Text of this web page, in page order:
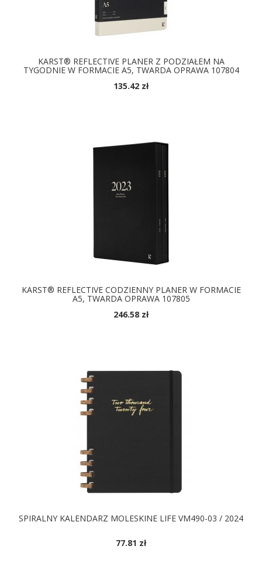
KARST® REFLECTIVE PLANER Z PODZIAŁEM NA
TYGODNIE W FORMACIE A5, TWARDA OPRAWA 107804
135.42 zł
KARST® REFLECTIVE CODZIENNY PLANER W FORMACIE
A5, TWARDA OPRAWA 107805
246.58 zł
SPIRALNY KALENDARZ MOLESKINE LIFE VM490-03 / 2024
77.81 zł